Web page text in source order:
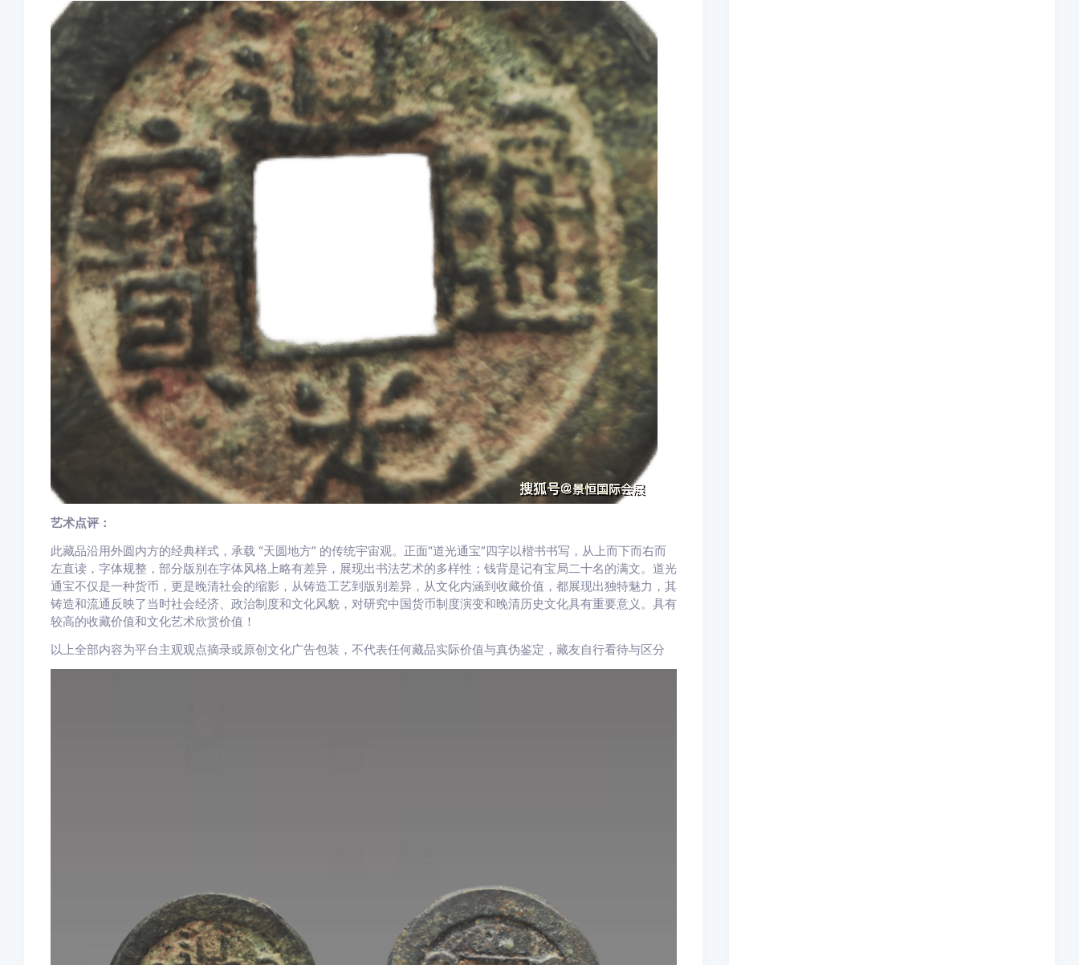
艺术点评：
此藏品沿用外圆内方的经典样式，承载 “天圆地方” 的传统宇宙观。正面“道光通宝”四字以楷书书写，从上而下而右而
左直读，字体规整，部分版别在字体风格上略有差异，展现出书法艺术的多样性；钱背是记有宝局二十名的满文。道光
通宝不仅是一种货币，更是晚清社会的缩影，从铸造工艺到版别差异，从文化内涵到收藏价值，都展现出独特魅力，其
铸造和流通反映了当时社会经济、政治制度和文化风貌，对研究中国货币制度演变和晚清历史文化具有重要意义。具有
较高的收藏价值和文化艺术欣赏价值！
以上全部内容为平台主观观点摘录或原创文化广告包装，不代表任何藏品实际价值与真伪鉴定，藏友自行看待与区分